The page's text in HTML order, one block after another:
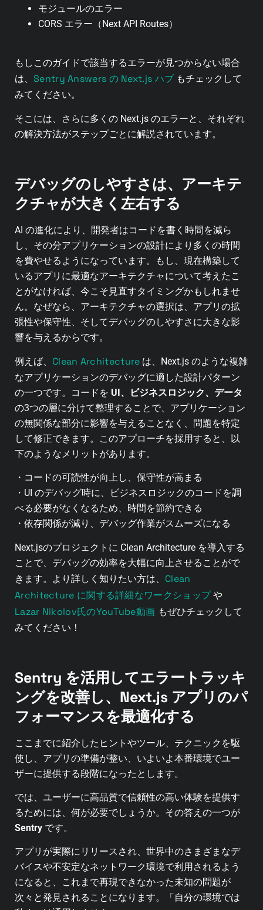
モジュールのエラー
CORS エラー（Next API Routes）
もしこのガイドで該当するエラーが見つからない場合
は、 Sentry Answers の Next.js ハブ もチェックして
みてください。
そこには、さらに多くの Next.js のエラーと、それぞれ
の解決方法がステップごとに解説されています。
デバッグのしやすさは、アーキテ
クチャが大きく左右する
AI の進化により、開発者はコードを書く時間を減ら
し、その分アプリケーションの設計により多くの時間
を費やせるようになっています。もし、現在構築して
いるアプリに最適なアーキテクチャについて考えたこ
とがなければ、今こそ見直すタイミングかもしれませ
ん。なぜなら、アーキテクチャの選択は、アプリの拡
張性や保守性、そしてデバッグのしやすさに大きな影
響を与えるからです。
例えば、 Clean Architecture は、Next.js のような複雑
なアプリケーションのデバッグに適した設計パターン
の一つです。コードを UI、ビジネスロジック、データ
の3つの層に分けて整理することで、アプリケーション
の無関係な部分に影響を与えることなく、問題を特定
して修正できます。このアプローチを採用すると、以
下のようなメリットがあります。
・コードの可読性が向上し、保守性が高まる
・UI のデバッグ時に、ビジネスロジックのコードを調
べる必要がなくなるため、時間を節約できる
・依存関係が減り、デバッグ作業がスムーズになる
Next.jsのプロジェクトに Clean Architecture を導入する
ことで、デバッグの効率を大幅に向上させることがで
きます。より詳しく知りたい方は、 Clean
Architecture に関する詳細なワークショップや
Lazar Nikolov氏のYouTube動画 もぜひチェックして
みてください！
Sentry を活用してエラートラッキ
ングを改善し、Next.js アプリのパ
フォーマンスを最適化する
ここまでに紹介したヒントやツール、テクニックを駆
使し、アプリの準備が整い、いよいよ本番環境でユー
ザーに提供する段階になったとします。
では、ユーザーに高品質で信頼性の高い体験を提供す
るためには、何が必要でしょうか。その答えの一つが
Sentry です。
アプリが実際にリリースされ、世界中のさまざまなデ
バイスや不安定なネットワーク環境で利用されるよう
になると、これまで再現できなかった未知の問題が
次々と発見されることになります。
「自分の環境では